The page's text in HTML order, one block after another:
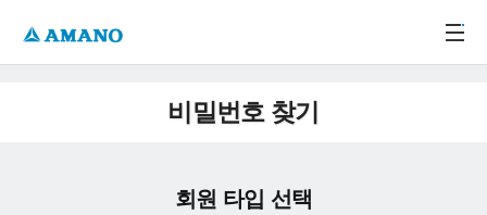
비밀번호 찾기
회원 타입 선택